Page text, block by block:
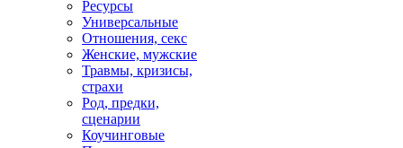
Ресурсы
Универсальные
Отношения, секс
Женские, мужские
Травмы, кризисы,
страхи
Род, предки,
сценарии
Коучинговые